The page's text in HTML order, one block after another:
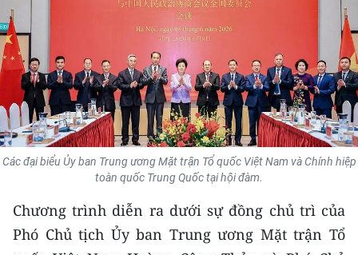
THỂ THAO
GIÁO DỤC
Y TẾ
KHOA HỌC - CÔNG NGHỆ
MÔI TRƯỜNG
BẠN ĐỌC
KIỂM CHỨNG THÔNG TIN
Các đại biểu Ủy ban Trung ương Mặt trận Tổ quốc Việt Nam và Chính hiệp
toàn quốc Trung Quốc tại hội đàm.
Chương trình diễn ra dưới sự đồng chủ trì của
Phó Chủ tịch Ủy ban Trung ương Mặt trận Tổ